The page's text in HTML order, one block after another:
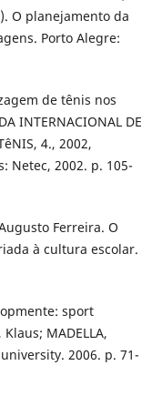
O planejamento da
Porto Alegre:
de tênis nos
INTERNACIONAL DE
4., 2002,
Netec, 2002. p. 105-
Ferreira. O
à cultura escolar.
sport
Klaus; MADELLA,
2006. p. 71-